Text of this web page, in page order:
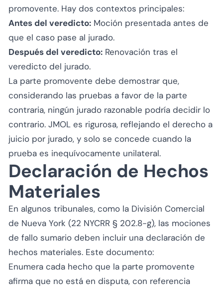
promovente. Hay dos contextos principales:
Antes del veredicto: Moción presentada antes de
que el caso pase al jurado.
Después del veredicto: Renovación tras el
veredicto del jurado.
La parte promovente debe demostrar que,
considerando las pruebas a favor de la parte
contraria, ningún jurado razonable podría decidir lo
contrario. JMOL es rigurosa, reflejando el derecho a
juicio por jurado, y solo se concede cuando la
prueba es inequívocamente unilateral.
Declaración de Hechos
Materiales
En algunos tribunales, como la División Comercial
de Nueva York (22 NYCRR § 202.8-g), las mociones
de fallo sumario deben incluir una declaración de
hechos materiales. Este documento:
Enumera cada hecho que la parte promovente
afirma que no está en disputa, con referencia